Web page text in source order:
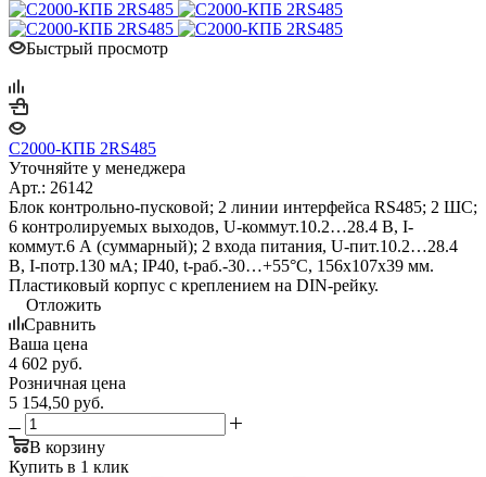
Быстрый просмотр
С2000-КПБ 2RS485
Уточняйте у менеджера
Арт.: 26142
Блок контрольно-пусковой; 2 линии интерфейса RS485; 2 ШС;
6 контролируемых выходов, U-коммут.10.2…28.4 В, I-
коммут.6 А (суммарный); 2 входа питания, U-пит.10.2…28.4
В, I-потр.130 мА; IP40, t-раб.-30…+55°С, 156х107х39 мм.
Пластиковый корпус с креплением на DIN-рейку.
Отложить
Сравнить
Ваша цена
4 602 руб.
Розничная цена
5 154,50 руб.
В корзину
Купить в 1 клик